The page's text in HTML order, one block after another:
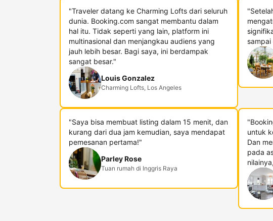
"Traveler datang ke Charming Lofts dari seluruh
dunia. Booking.com sangat membantu dalam
hal itu. Tidak seperti yang lain, platform ini
multinasional dan menjangkau audiens yang
jauh lebih besar. Bagi saya, ini berdampak
sangat besar."
Louis Gonzalez
Charming Lofts, Los Angeles
"Saya bisa membuat listing dalam 15 menit, dan
kurang dari dua jam kemudian, saya mendapat
pemesanan pertama!"
Parley Rose
Tuan rumah di Inggris Raya
untuk
Dan
pada